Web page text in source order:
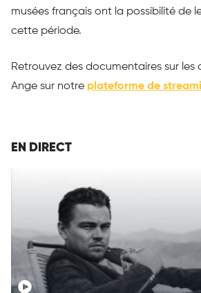
musées français ont la possibilité de
cette période.
Retrouvez des documentaires sur les
Ange sur notre plateforme de
EN DIRECT